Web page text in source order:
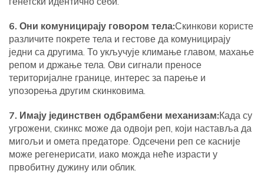
6. Они комуницирају говором тела:Скинкови користе
различите покрете тела и гестове да комуницирају
једни са другима. То укључује климање главом, махање
репом и држање тела. Ови сигнали преносе
територијалне границе, интерес за парење и
упозорења другим скинковима.
7. Имају јединствен одбрамбени механизам:Када су
угрожени, скинкс може да одвоји реп, који наставља да
мигољи и омета предаторе. Одсечени реп се касније
може регенерисати, иако можда неће израсти у
првобитну дужину или облик.